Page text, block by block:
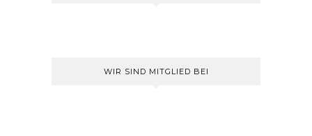
WIR SIND MITGLIED BEI